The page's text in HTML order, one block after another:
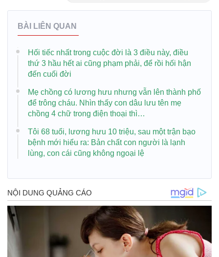
BÀI LIÊN QUAN
Hối tiếc nhất trong cuộc đời là 3 điều này, điều
thứ 3 hầu hết ai cũng phạm phải, để rồi hối hận
đến cuối đời
Mẹ chồng có lương hưu nhưng vẫn lên thành phố
để trông cháu. Nhìn thấy con dâu lưu tên mẹ
chồng 4 chữ trong điện thoại thì…
Tôi 68 tuổi, lương hưu 10 triệu, sau một trận bạo
bệnh mới hiểu ra: Bản chất con người là lạnh
lùng, con cái cũng không ngoại lệ